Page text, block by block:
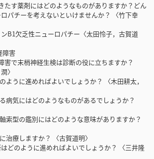
す薬剤にはどのようなものがありますか？どん
パチーを考えないといけませんか？ 〈竹下幸
B1欠乏性ニューロパチー〈太田怜子，古賀道
障害
で末梢神経生検は診断の役に立ちますか？
〉
うに進めればよいでしょうか？ 〈木田耕太，
気にはどのようなものがあるでしょうか？
型の鑑別にはどのような意味がありますか？
療しますか？ 〈古賀道明〉
どのように進めればよいでしょうか？ 〈三井隆